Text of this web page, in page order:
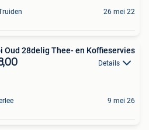
26 mei 22
Oud 28delig Thee- en Koffieservies
Details
9 mei 26